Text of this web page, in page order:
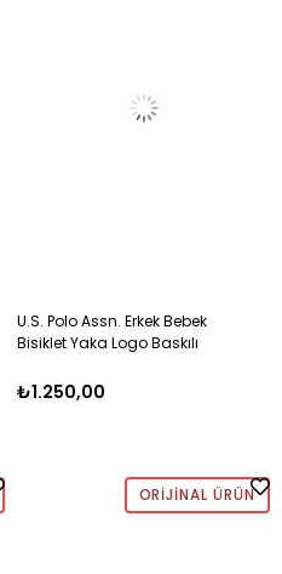
U.S. Polo Assn. Erkek Bebek
Bisiklet Yaka Logo Baskılı
₺1.250,00
ORIJINAL ÜRÜN